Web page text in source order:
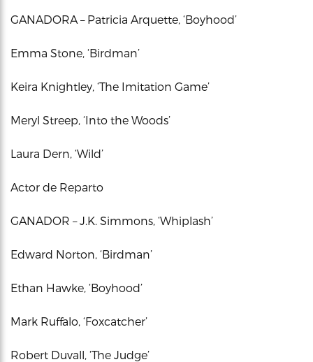
GANADORA – Patricia Arquette, ‘Boyhood’
Emma Stone, ‘Birdman’
Keira Knightley, ‘The Imitation Game’
Meryl Streep, ‘Into the Woods’
Laura Dern, ‘Wild’
Actor de Reparto
GANADOR – J.K. Simmons, ‘Whiplash’
Edward Norton, ‘Birdman’
Ethan Hawke, ‘Boyhood’
Mark Ruffalo, ‘Foxcatcher’
Robert Duvall, ‘The Judge’